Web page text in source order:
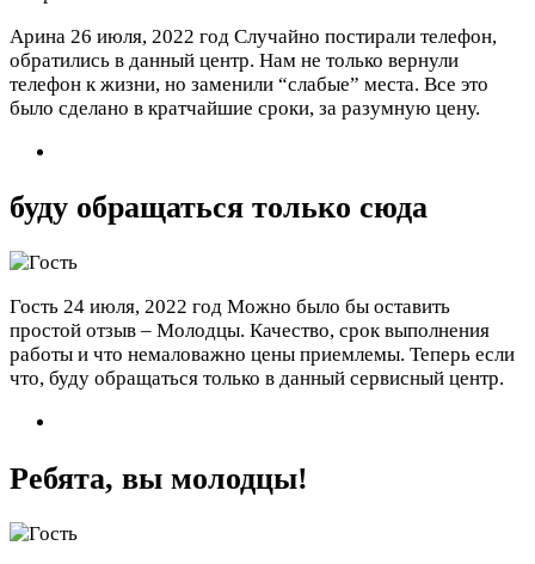
Арина 26 июля, 2022 год Случайно постирали телефон,
обратились в данный центр. Нам не только вернули
телефон к жизни, но заменили “слабые” места. Все это
было сделано в кратчайшие сроки, за разумную цену.
буду обращаться только сюда
Гость 24 июля, 2022 год Можно было бы оставить
простой отзыв – Молодцы. Качество, срок выполнения
работы и что немаловажно цены приемлемы. Теперь если
что, буду обращаться только в данный сервисный центр.
Ребята, вы молодцы!